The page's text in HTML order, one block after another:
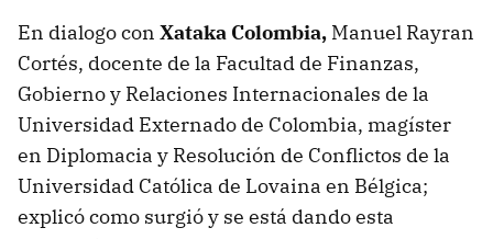
En dialogo con Xataka Colombia, Manuel Rayran
Cortés, docente de la Facultad de Finanzas,
Gobierno y Relaciones Internacionales de la
Universidad Externado de Colombia, magíster
en Diplomacia y Resolución de Conflictos de la
Universidad Católica de Lovaina en Bélgica;
explicó como surgió y se está dando esta